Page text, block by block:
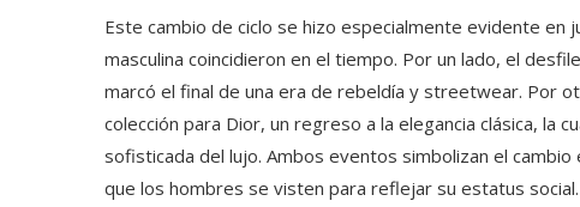
Este cambio de ciclo se hizo especialmente evidente en
masculina coincidieron en el tiempo. Por un lado, el
marcó el final de una era de rebeldía y streetwear. Por
colección para Dior, un regreso a la elegancia clásica, la
sofisticada del lujo. Ambos eventos simbolizan el
que los hombres se visten para reflejar su estatus social.